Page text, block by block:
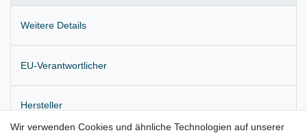
Weitere Details
EU-Verantwortlicher
Hersteller
Wir verwenden Cookies und ähnliche Technologien auf unserer